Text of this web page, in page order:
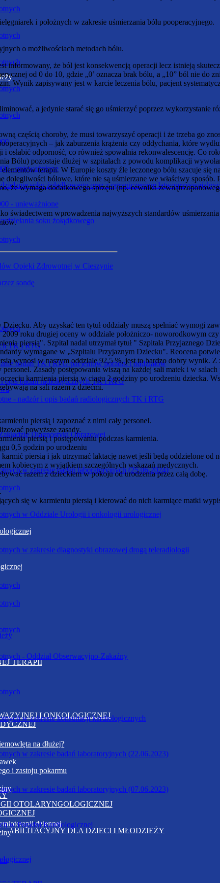
TERAPII
I ONKOLOGICZNEJ
OTOLARYNGOLOGICZNEJ
DLA DZIECI I MŁODZIEŻY
soku żołądkowego oraz z ograniczeniem
soku żołądkowego
sondę
na dłużej?
i zastoju pokarmu
dziennej
- unieważnione
- unieważnione
Opieki Zdrowotnej w Cieszynie
TK i RTG
badań TK i RTG pacjentów poradni i oddziałów
opis badań radiologicznych TK i RTG
- nadzór i opis badań radiologicznych TK i RTG
Diagnostyki Obrazowej
w zakresie badań laboratoryjnych (25.06.2024)
w Oddziale Urologii i onkologii urologicznej
w zakresie diagnostyki obrazowej drogą teleradiologii
- Oddział Obserwacyjno-Zakaźny
w zakresie konsultacji kardiologicznych
w zakresie badań laboratoryjnych (22.06.2023)
w zakresie badań laboratoryjnych (07.06.2023)
w Poradni Kardiologicznej
i położnych w zakresie uśmierzania bólu pooperacyjnego.
o możliwościach metodach bólu.
informowany, że ból jest konsekwencją operacji lecz istnieją
od 0 do 10, gdzie „0’ oznacza brak bólu, a „10” ból nie do
Wynik zapisywany jest w karcie leczenia bólu, pacjent
a jedynie starać się go uśmierzyć poprzez wykorzystanie
częścią choroby, że musi towarzyszyć operacji i że trzeba go
– jak zaburzenia krążenia czy oddychania, które
osłabić odporność, co również spowalnia rekonwalescencję. Co
Bólu) pozostaje dłużej w szpitalach z powodu komplikacji
terapii. W Europie koszty źle leczonego bólu szacuje się
bólowe, które nie są uśmierzane we właściwy sposób.
że wymaga dodatkowego sprzętu (np. cewnika
świadectwem wprowadzenia najwyższych standardów
Aby uzyskać ten tytuł oddziały muszą spełniać wymogi
roku drugiej oceny w oddziale położniczo- noworodkowym czy
piersią". Szpital nadal utrzymał tytuł " Szpitala Przyjaznego
wymagane w „Szpitalu Przyjaznym Dziecku". Reocena
wynosi w naszym oddziale 92,5 %, jest to bardzo dobry wynik. Z
Zasady postępowania wiszą na każdej sali matek i w
karmienia piersią w ciągu 2 godziny po urodzeniu dziecka.
na sali razem z dziećmi.
piersią i zapoznać z nimi cały personel.
powyższe zasady.
piersią i postępowaniu podczas karmienia.
0,5 godzin po urodzeniu
piersią i jak utrzymać laktację nawet jeśli będą oddzielone od
kobiecym z wyjątkiem szczególnych wskazań medycznych.
razem z dzieckiem w pokoju od urodzenia przez całą dobę.
się w karmieniu piersią i kierować do nich karmiące matki